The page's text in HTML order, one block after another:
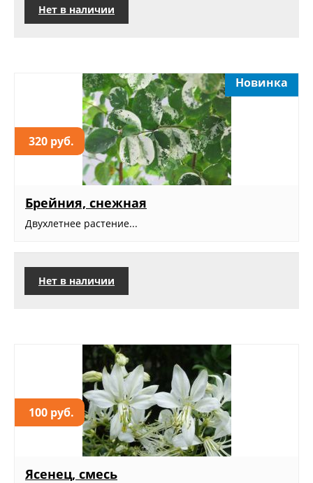
Нет в наличии
320 руб.
Новинка
Брейния, снежная
Двухлетнее растение...
Нет в наличии
100 руб.
Ясенец, смесь